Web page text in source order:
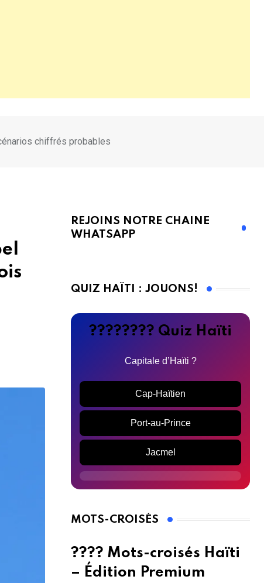
chiffrés probables
REJOINS NOTRE CHAINE
WHATSAPP
QUIZ HAÏTI : JOUONS!
???????? Quiz Haïti
Capitale d’Haïti ?
Cap-Haïtien
Port-au-Prince
Jacmel
MOTS-CROISÉS
???? Mots-croisés Haïti
– Édition Premium